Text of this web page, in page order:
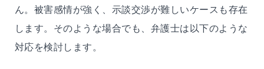
ん。被害感情が強く、示談交渉が難しいケースも存在
します。そのような場合でも、弁護士は以下のような
対応を検討します。